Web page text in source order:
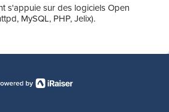
s'appuie sur des logiciels Open
MySQL, PHP, Jelix).